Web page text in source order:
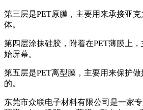
第三层是PET原膜，主要用来承接亚
体。
第四层涂抹硅胶，附着在PET薄膜上
始屏幕。
第五层是PET离型膜，主要用来保护
的。
东莞市众联电子材料有限公司是一家